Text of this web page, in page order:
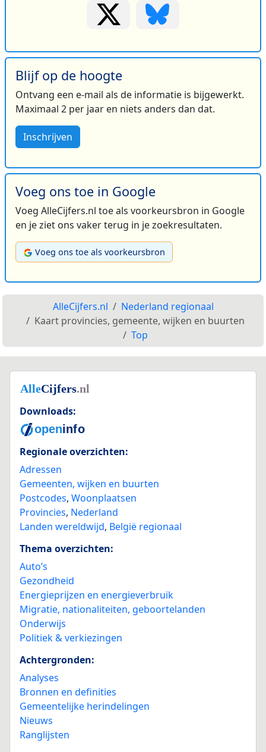
Blijf op de hoogte
Ontvang een e-mail als de informatie is bijgewerkt.
Maximaal 2 per jaar en niets anders dan dat.
Inschrijven
Voeg ons toe in Google
Voeg AlleCijfers.nl toe als voorkeursbron in Google
en je ziet ons vaker terug in je zoekresultaten.
Voeg ons toe als voorkeursbron
AlleCijfers.nl
Nederland regionaal
Kaart provincies, gemeente, wijken en buurten
Top
Downloads:
Regionale overzichten:
Adressen
Gemeenten, wijken en buurten
Postcodes, Woonplaatsen
Provincies, Nederland
Landen wereldwijd, België regionaal
Thema overzichten:
Auto’s
Gezondheid
Energieprijzen en energieverbruik
Migratie, nationaliteiten, geboortelanden
Onderwijs
Politiek & verkiezingen
Achtergronden:
Analyses
Bronnen en definities
Gemeentelijke herindelingen
Nieuws
Ranglijsten